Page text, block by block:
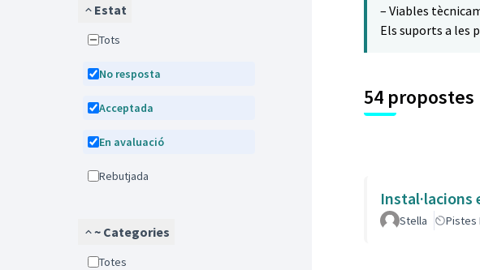
Estat
Tots
No resposta
Acceptada
En avaluació
Rebutjada
~ Categories
Totes
– Viables
Els suports a les
54 propostes
Instal·lacions
Stella Pistes